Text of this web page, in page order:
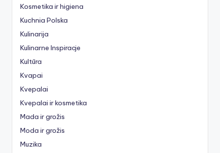
Kosmetika ir higiena
Kuchnia Polska
Kulinarija
Kulinarne Inspiracje
Kultūra
Kvapai
Kvepalai
Kvepalai ir kosmetika
Mada ir grožis
Moda ir grožis
Muzika